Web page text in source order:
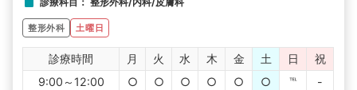
整形外科 土曜日
診療時間 月 火 水 木 金 土 日
祝
9:00～12:00
○ ○ ○ ○ ○ ○ ℡
-